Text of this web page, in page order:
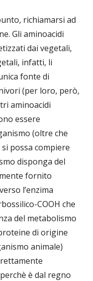
richiamarsi ad
Gli aminoacidi
dai vegetali,
infatti, li
fonte di
(per loro, però,
aminoacidi
essere
(oltre che
possa compiere
disponga del
fornito
l’enzima
COOH che
del metabolismo
di origine
animale)
è dal regno